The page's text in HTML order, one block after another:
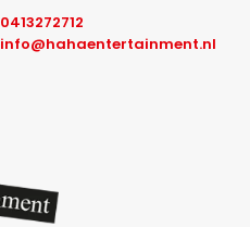
0413272712
info@hahaentertainment.nl